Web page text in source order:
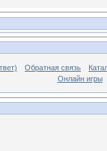
Обратная связь
Онлайн игры